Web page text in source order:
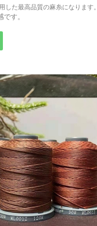
した最高品質の麻糸になります。
す。